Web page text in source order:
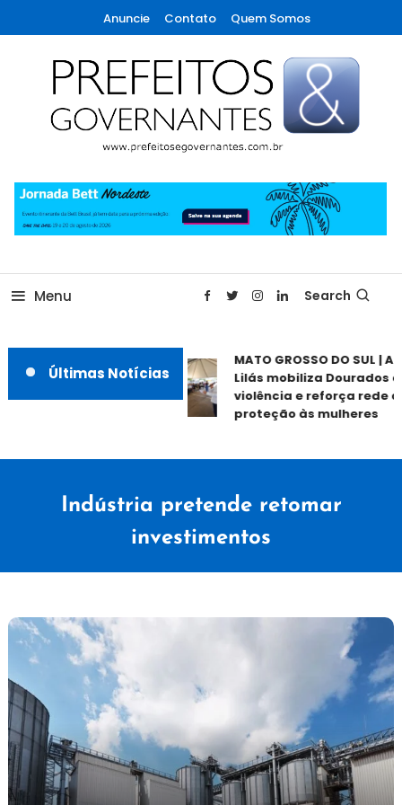
To
Content
Anuncie Contato Quem Somos
Prefeitos & Governantes
Menu Search
Últimas Notícias
MATO GROSSO DO SUL |
Lilás mobiliza Dourados
violência e reforça rede de
proteção às mulheres
Indústria pretende retomar
investimentos